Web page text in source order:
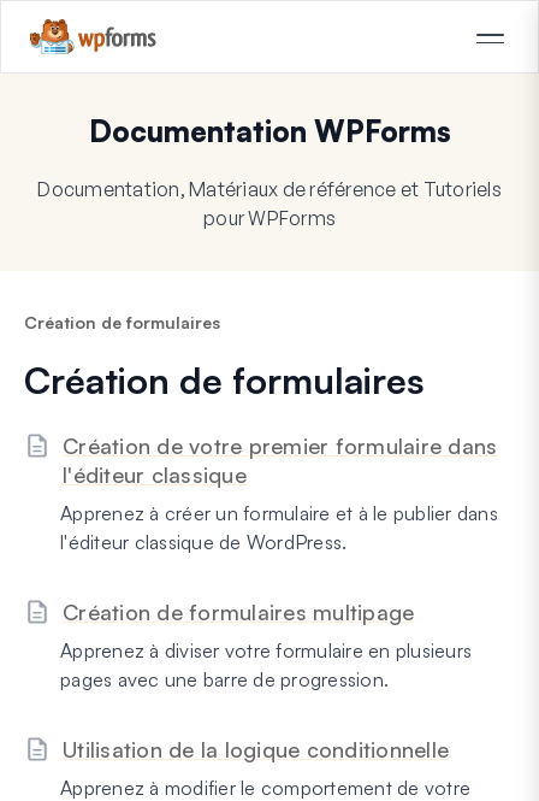
Documentation WPForms
Documentation, Matériaux de référence et Tutoriels
pour WPForms
Création de formulaires
Création de formulaires
Création de votre premier formulaire dans
l'éditeur classique
Apprenez à créer un formulaire et à le publier dans
l'éditeur classique de WordPress.
Création de formulaires multipage
Apprenez à diviser votre formulaire en plusieurs
pages avec une barre de progression.
Utilisation de la logique conditionnelle
Apprenez à modifier le comportement de votre